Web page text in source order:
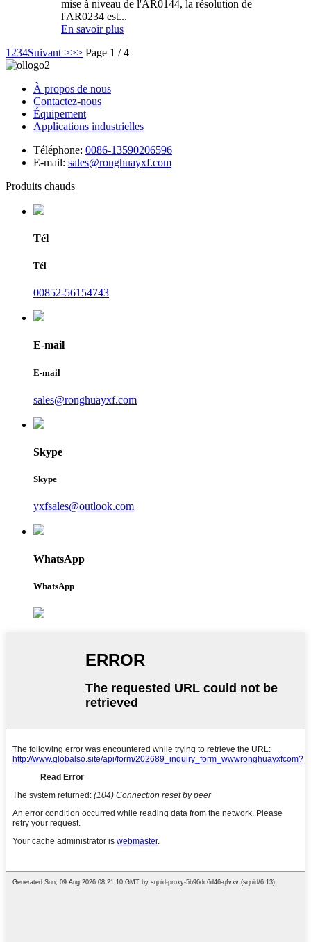
mise à niveau de l'AR0144, la résolution de
l'AR0234 est...
En savoir plus
1 234Suivant >>> Page 1 / 4
À propos de nous
Contactez-nous
Équipement
Applications industrielles
Téléphone: 0086-13590206596
E-mail: sales@ronghuayxf.com
Produits chauds
Tél
Tél
00852-56154743
E-mail
E-mail
sales@ronghuayxf.com
Skype
Skype
yxfsales@outlook.com
WhatsApp
WhatsApp